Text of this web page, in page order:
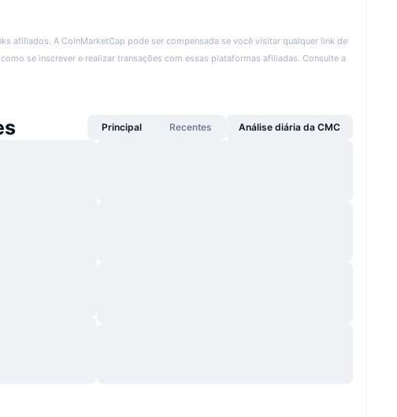
afiliados. A CoinMarketCap pode ser compensada se você visitar qualquer link de
se inscrever e realizar transações com essas plataformas afiliadas. Consulte a
Principal Recentes Análise diária da CMC